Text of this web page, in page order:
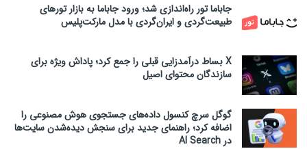
جاباما تور راه‌اندازی شد؛ ورود جاباما به بازار تورهای
طبیعت‌گردی و ایران‌گردی با مدل مارکت‌پلیس
X بساط درآمدزایی قبلی را جمع کرد؛ پاداش ویژه برای
سازندگان محتوای اصیل
گوگل سرچ کنسول داده‌های جستجوی هوش مصنوعی را
اضافه کرد؛ راهنمای جدید برای سنجش دیده‌شدن سایت‌ها
در AI Search